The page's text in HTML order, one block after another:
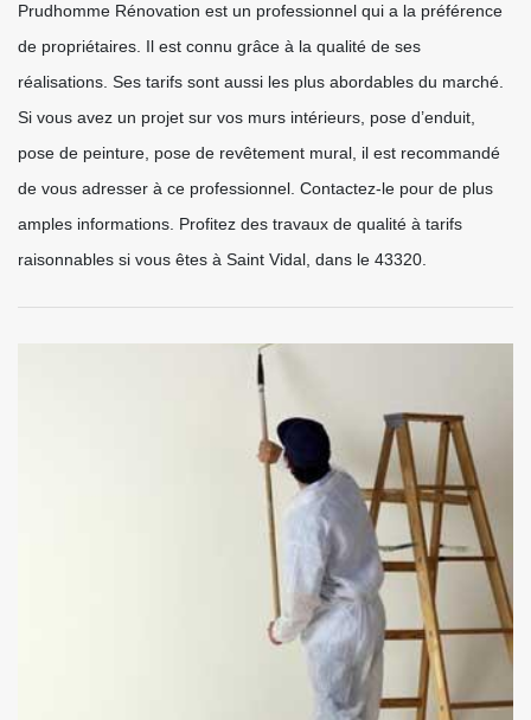
Prudhomme Rénovation est un professionnel qui a la préférence
de propriétaires. Il est connu grâce à la qualité de ses
réalisations. Ses tarifs sont aussi les plus abordables du marché.
Si vous avez un projet sur vos murs intérieurs, pose d’enduit,
pose de peinture, pose de revêtement mural, il est recommandé
de vous adresser à ce professionnel. Contactez-le pour de plus
amples informations. Profitez des travaux de qualité à tarifs
raisonnables si vous êtes à Saint Vidal, dans le 43320.